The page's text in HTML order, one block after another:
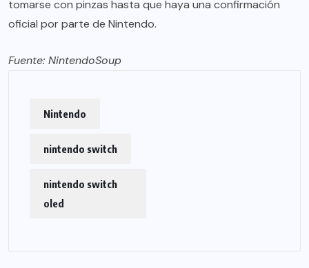
tomarse con pinzas hasta que haya una confirmación
oficial por parte de Nintendo.
Fuente: NintendoSoup
Nintendo
nintendo switch
nintendo switch
oled